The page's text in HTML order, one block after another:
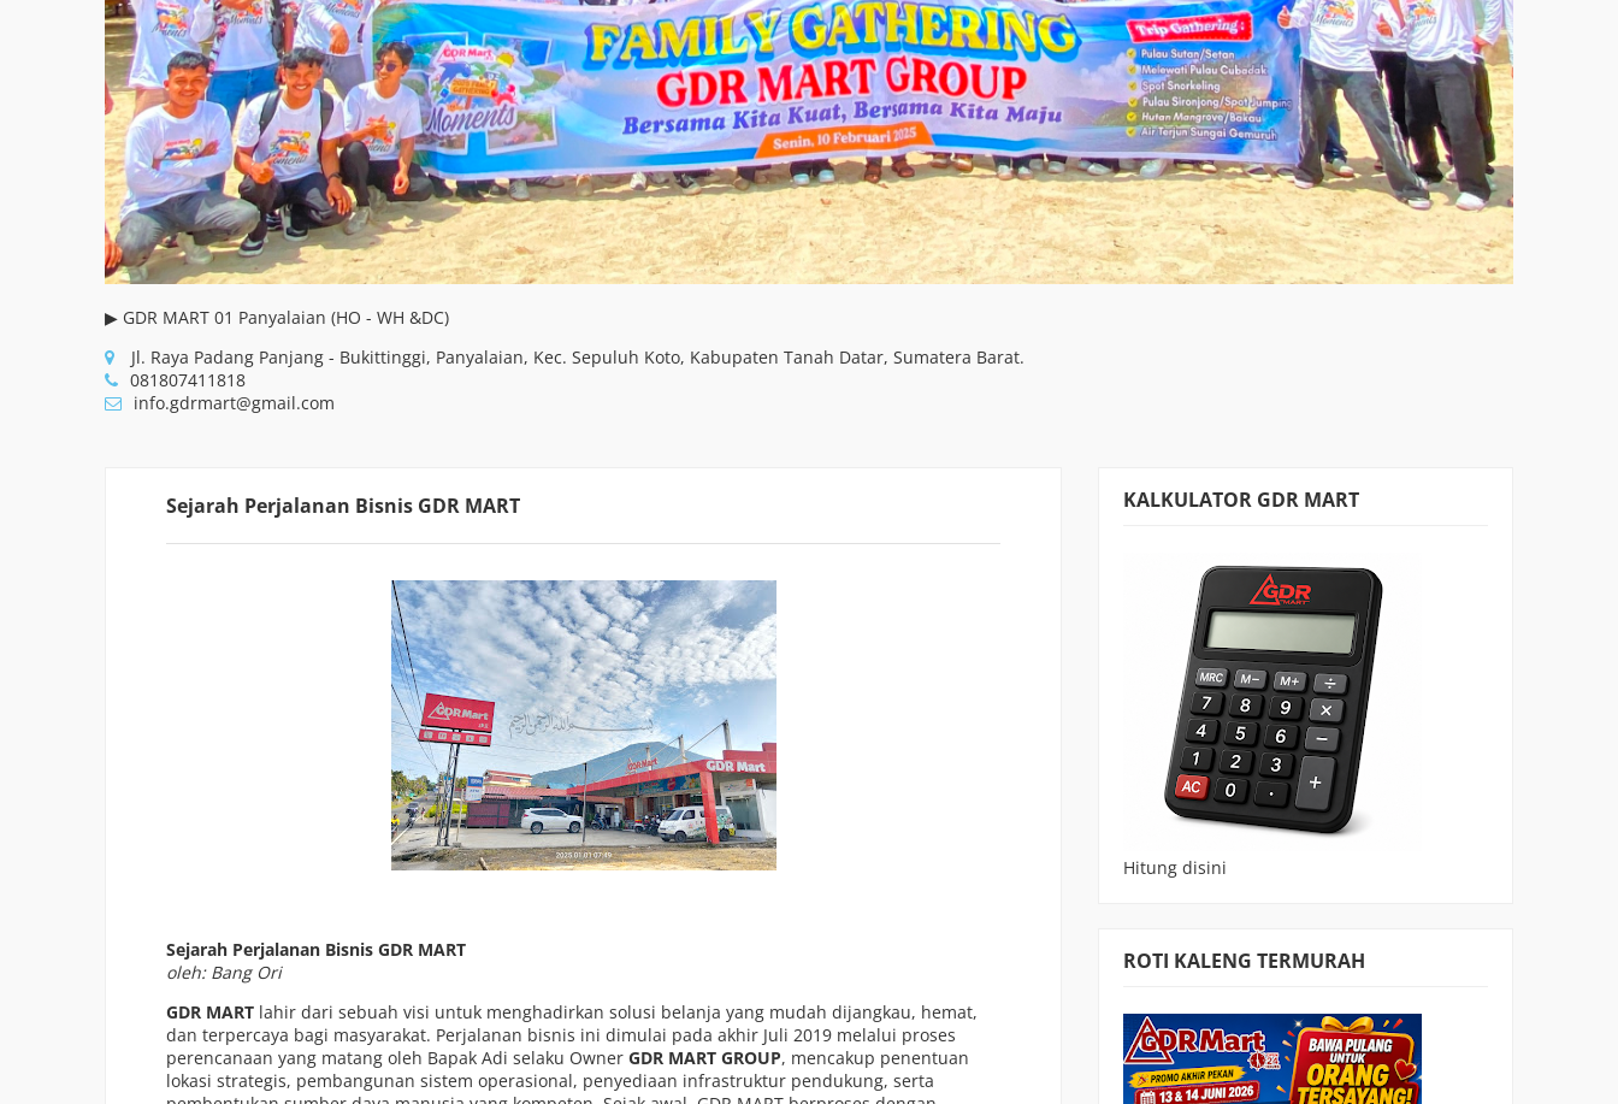
▶ GDR MART 01 Panyalaian (HO - WH &DC)
Jl. Raya Padang Panjang - Bukittinggi, Panyalaian, Kec. Sepuluh Koto, Kabupaten Tanah Datar, Sumatera Barat.
081807411818
info.gdrmart@gmail.com
Sejarah Perjalanan Bisnis GDR MART
Sejarah Perjalanan Bisnis GDR MART
oleh: Bang Ori
GDR MART lahir dari sebuah visi untuk menghadirkan solusi belanja yang mudah dijangkau, hemat,
dan terpercaya bagi masyarakat. Perjalanan bisnis ini dimulai pada akhir Juli 2019 melalui proses
perencanaan yang matang oleh Bapak Adi selaku Owner GDR MART GROUP, mencakup penentuan
lokasi strategis, pembangunan sistem operasional, penyediaan infrastruktur pendukung, serta
KALKULATOR GDR MART
Hitung disini
ROTI KALENG TERMURAH